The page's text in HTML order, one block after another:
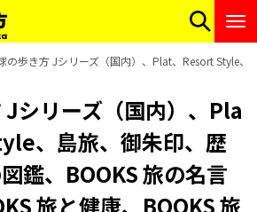
の歩き方 Jシリーズ（国内）、Plat、Resort Style
シリーズ（国内）、Pla
、島旅、御朱印、歴
鑑、BOOKS 旅の名言
旅と健康、BOOKS 旅